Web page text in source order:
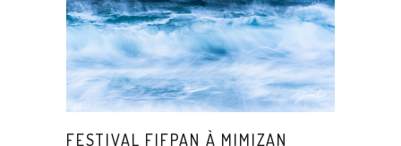
FESTIVAL FIFPAN À MIMIZAN